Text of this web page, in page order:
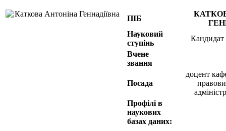
ПІБ
Науковий
ступінь
Вчене
звання
Посада
доцент
Профілі в
наукових
базах даних: